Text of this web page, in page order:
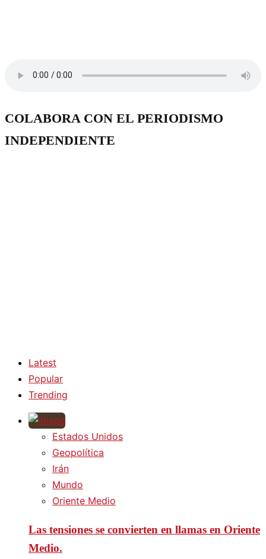
COLABORA CON EL PERIODISMO
INDEPENDIENTE
Latest
Popular
Trending
Estados Unidos
Geopolítica
Irán
Mundo
Oriente Medio
Las tensiones se convierten en llamas en Oriente
Medio.